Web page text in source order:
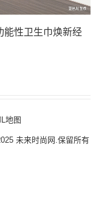
能性卫生巾焕新经
地图
未来时尚网 .保留所有